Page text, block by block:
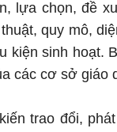
lựa chọn, đề
quy mô,
kiện sinh
các cơ sở giáo
trao đổi,